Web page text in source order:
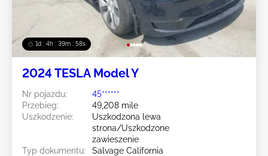
1d : 4h : 39m : 55s
2024 TESLA Model Y
Nr pojazdu:
45******
Przebieg:
49,208 mile
Uszkodzenie:
Uszkodzona lewa
strona/Uszkodzone
zawieszenie
Typ dokumentu:
Salvage California